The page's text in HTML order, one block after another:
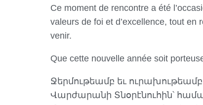
Ce moment de rencontre a été
valeurs de foi et d’excellence, tout en
venir.
Que cette nouvelle année soit
Ջերմութեամբ եւ ուրախութեամբ
Վարժարանի Տնօրէնուհին՝